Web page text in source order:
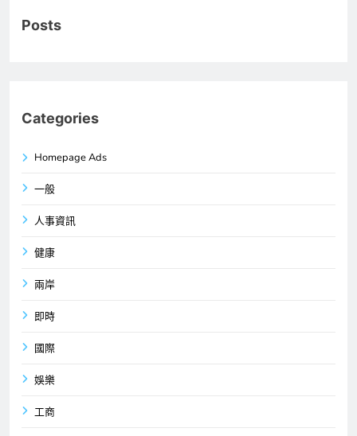
Posts
Categories
Homepage Ads
一般
人事資訊
健康
兩岸
即時
國際
娛樂
工商